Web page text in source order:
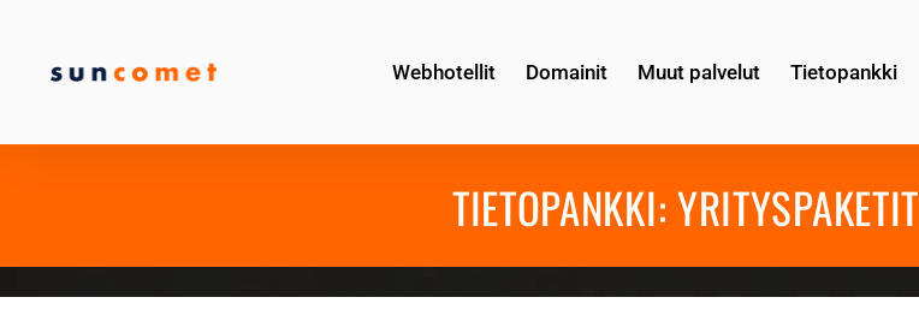
Webhotellit Domainit Muut palvelut Tietopankki
TIETOPANKKI: YRITYSPAKETIT